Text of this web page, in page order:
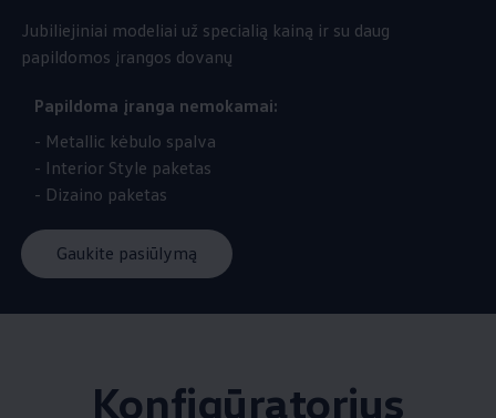
Jubiliejiniai modeliai už specialią kainą ir su daug
papildomos įrangos dovanų
Papildoma įranga nemokamai:
- Metallic kėbulo spalva
- Interior Style paketas
- Dizaino paketas
Gaukite pasiūlymą
Konfigūratorius